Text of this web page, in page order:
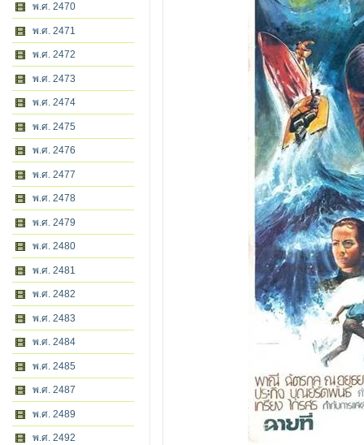
พ.ศ. 2470
พ.ศ. 2471
พ.ศ. 2472
พ.ศ. 2473
พ.ศ. 2474
พ.ศ. 2475
พ.ศ. 2476
พ.ศ. 2477
พ.ศ. 2478
พ.ศ. 2479
พ.ศ. 2480
พ.ศ. 2481
พ.ศ. 2482
พ.ศ. 2483
พ.ศ. 2484
พ.ศ. 2485
พ.ศ. 2487
พ.ศ. 2489
พ.ศ. 2492